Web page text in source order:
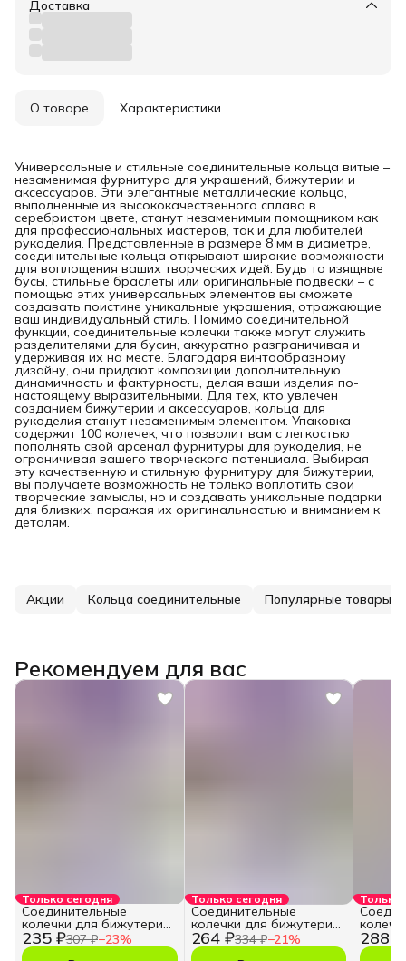
Доставка
О товаре Характеристики
Универсальные и стильные соединительные кольца витые –
незаменимая фурнитура для украшений, бижутерии и
аксессуаров. Эти элегантные металлические кольца,
выполненные из высококачественного сплава в
серебристом цвете, станут незаменимым помощником как
для профессиональных мастеров, так и для любителей
рукоделия. Представленные в размере 8 мм в диаметре,
соединительные кольца открывают широкие возможности
для воплощения ваших творческих идей. Будь то изящные
бусы, стильные браслеты или оригинальные подвески – с
помощью этих универсальных элементов вы сможете
создавать поистине уникальные украшения, отражающие
ваш индивидуальный стиль. Помимо соединительной
функции, соединительные колечки также могут служить
разделителями для бусин, аккуратно разграничивая и
удерживая их на месте. Благодаря винтообразному
дизайну, они придают композиции дополнительную
динамичность и фактурность, делая ваши изделия по-
настоящему выразительными. Для тех, кто увлечен
созданием бижутерии и аксессуаров, кольца для
рукоделия станут незаменимым элементом. Упаковка
содержит 100 колечек, что позволит вам с легкостью
пополнять свой арсенал фурнитуры для рукоделия, не
ограничивая вашего творческого потенциала. Выбирая
эту качественную и стильную фурнитуру для бижутерии,
вы получаете возможность не только воплотить свои
творческие замыслы, но и создавать уникальные подарки
для близких, поражая их оригинальностью и вниманием к
деталям.
Акции Кольца соединительные Популярные товары
Рекомендуем для вас
Только сегодня
235 ₽307 ₽−23%
Соединительные
колечки для бижутерии
и рукоделия 10 мм
Только сегодня
264 ₽334 ₽−21%
Соединительные
колечки для бижутерии
и рукоделия 12 мм
Только
288 ₽
и